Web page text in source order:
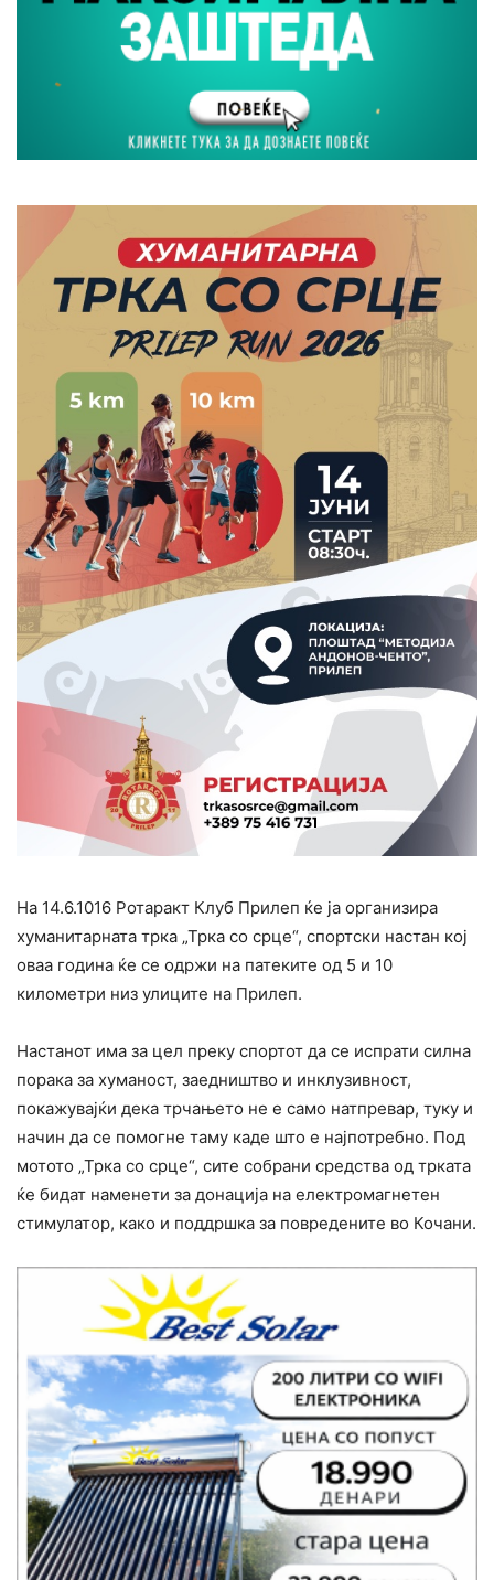
На 14.6.1016 Ротаракт Клуб Прилеп ќе ја организира
хуманитарната трка „Трка со срце“, спортски настан кој
оваа година ќе се одржи на патеките од 5 и 10
километри низ улиците на Прилеп.
Настанот има за цел преку спортот да се испрати силна
порака за хуманост, заедништво и инклузивност,
покажувајќи дека трчањето не е само натпревар, туку и
начин да се помогне таму каде што е најпотребно. Под
мотото „Трка со срце“, сите собрани средства од трката
ќе бидат наменети за донација на електромагнетен
стимулатор, како и поддршка за повредените во Кочани.